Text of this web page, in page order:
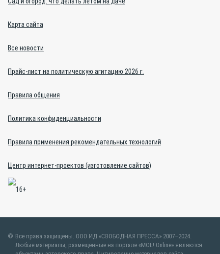
Карта сайта
Все новости
Прайс-лист на политическую агитацию 2026 г.
Правила общения
Политика конфиденциальности
Правила применения рекомендательных технологий
Центр интернет-проектов (изготовление сайтов)
Все права защищены. ООО ИД «СВОБОДНАЯ ПРЕССА» 2007–2024.
Любые материалы, размещенные на портале «МОЁ! Online» являются